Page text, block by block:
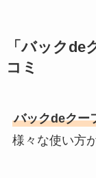
「バックde
コミ
バックdeクー
様々な使い方